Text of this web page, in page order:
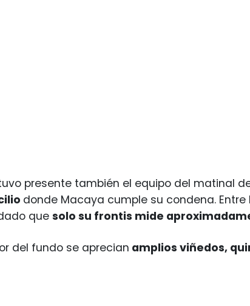
presente también el equipo del matinal
donde Macaya cumple su condena.
que solo su frontis mide
del fundo se aprecian amplios viñedos,